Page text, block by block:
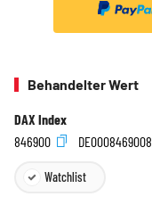
Behandelter Wert
DAX Index
846900
DE0008469008
Watchlist